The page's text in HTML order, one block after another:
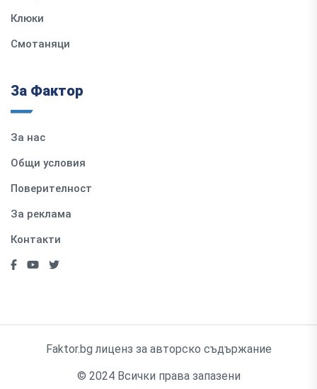
Клюки
Смотаняци
За Фактор
За нас
Общи условия
Поверителност
За реклама
Контакти
Faktor.bg лиценз за авторско съдържание
© 2024 Всички права запазени